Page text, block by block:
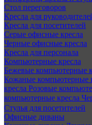
Стол переговоров
Кресла для
Кресла для посетителей
Серые офисные кресла
Черные офисные кресла
Кресла для персонала
Компьютерные кресла
Бежевые компьютерные
Кожаные компьютерные
кресла Розовые
компьютерные кресла
Стулья для посетителей
Офисные диваны